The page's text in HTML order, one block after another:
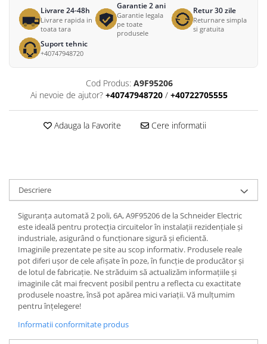
Livrare 24-48h
Livrare rapida in
toata tara
Garantie 2 ani
Garantie legala
pe toate
produsele
Retur 30 zile
Returnare simpla
si gratuita
Suport tehnic
+40747948720
Cod Produs: A9F95206
Ai nevoie de ajutor? +40747948720 / +40722705555
Adauga la Favorite Cere informatii
Descriere
Siguranța automată 2 poli, 6A, A9F95206 de la Schneider Electric
este ideală pentru protecția circuitelor în instalații rezidențiale și
industriale, asigurând o funcționare sigură și eficientă.
Imaginile prezentate pe site au scop informativ. Produsele reale
pot diferi ușor de cele afișate în poze, în funcție de producător și
de lotul de fabricație. Ne străduim să actualizăm informațiile și
imaginile cât mai frecvent posibil pentru a reflecta cu exactitate
produsele noastre, însă pot apărea mici variații. Vă mulțumim
pentru înțelegere!
Informatii conformitate produs